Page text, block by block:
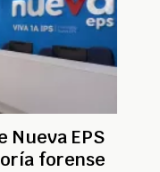
EPS
forense